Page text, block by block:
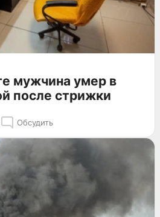
мужчина умер в
после стрижки
Обсудить